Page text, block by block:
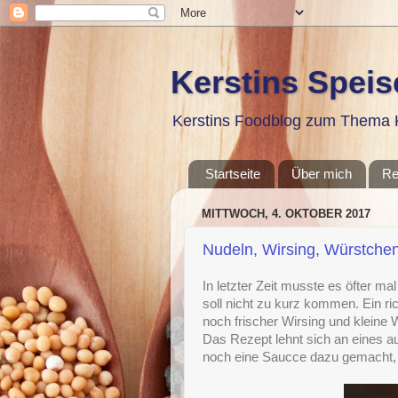
Kerstins
Kerstins Foodblog zum
Startseite Über mich
MITTWOCH, 4. OKTOBER 2017
Nudeln, Wirsing,
In letzter Zeit musste es öfter
soll nicht zu kurz kommen. Ein
noch frischer Wirsing und kleine
Das Rezept lehnt sich an eines
noch eine Saucce dazu